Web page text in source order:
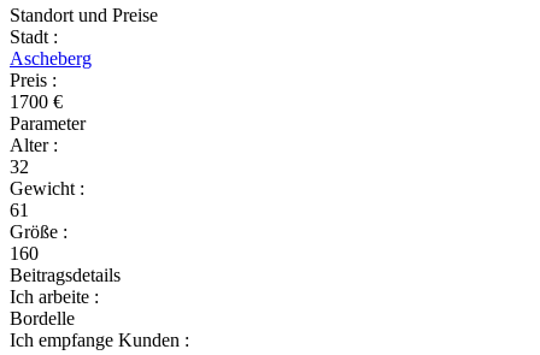
Standort und Preise
Stadt :
Ascheberg
Preis :
1700 €
Parameter
Alter :
32
Gewicht :
61
Größe :
160
Beitragsdetails
Ich arbeite :
Bordelle
Ich empfange Kunden :